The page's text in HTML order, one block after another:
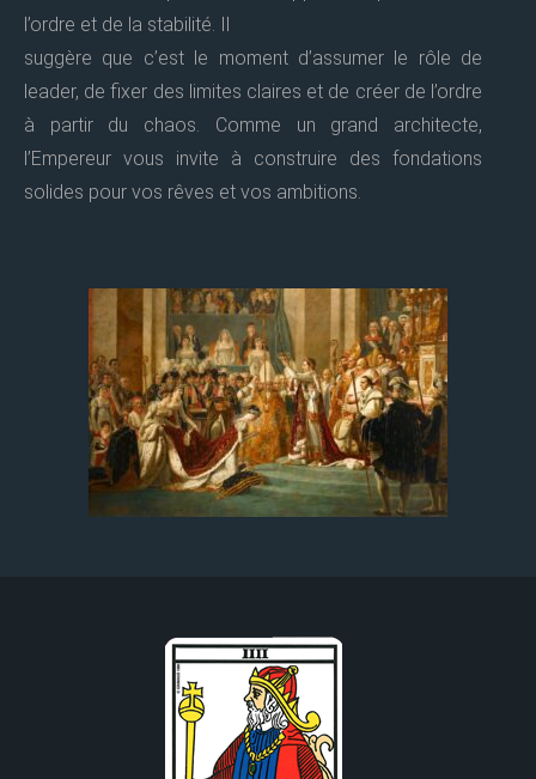
l’ordre et de la stabilité. Il
suggère que c’est le moment d’assumer le rôle de
leader, de fixer des limites claires et de créer de l’ordre
à partir du chaos. Comme un grand architecte,
l’Empereur vous invite à construire des fondations
solides pour vos rêves et vos ambitions.